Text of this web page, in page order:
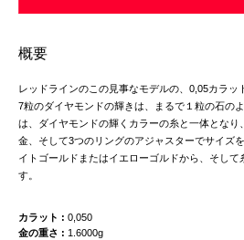
概要
レッドラインのこの見事なモデルの、0,05カラッ
7粒のダイヤモンドの輝きは、まるで１粒の石の
は、ダイヤモンドの輝くカラーの糸と一体とな
金、そして3つのリングのアジャスターでサイズ
イトゴールドまたはイエローゴルドから、そして
す。
カラット
0,050
金の重さ
1.6000g